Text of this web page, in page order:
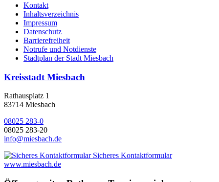
Kontakt
Inhaltsverzeichnis
Impressum
Datenschutz
Barrierefreiheit
Notrufe und Notdienste
Stadtplan der Stadt Miesbach
Kreisstadt Miesbach
Rathausplatz 1
83714 Miesbach
08025 283-0
08025 283-20
info@miesbach.de
Sicheres Kontaktformular
www.miesbach.de